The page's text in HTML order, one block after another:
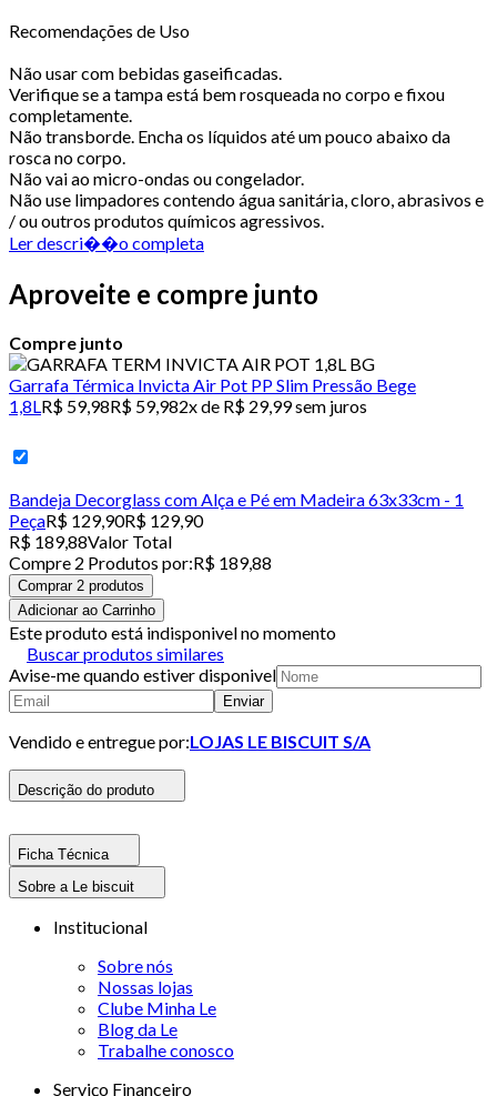
Recomendações de Uso
Não usar com bebidas gaseificadas.
Verifique se a tampa está bem rosqueada no corpo e fixou
completamente.
Não transborde. Encha os líquidos até um pouco abaixo da
rosca no corpo.
Não vai ao micro-ondas ou congelador.
Não use limpadores contendo água sanitária, cloro, abrasivos e
/ ou outros produtos químicos agressivos.
Ler descri��o completa
Aproveite e compre junto
Compre junto
Garrafa Térmica Invicta Air Pot PP Slim Pressão Bege
1,8L R$ 59,98R$ 59,982x de R$ 29,99 sem juros
Bandeja Decorglass com Alça e Pé em Madeira 63x33cm - 1
PeçaR$ 129,90R$ 129,90
R$ 189,88Valor Total
Compre 2 Produtos por:R$ 189,88
Comprar 2 produtos
Adicionar ao Carrinho
Este produto está indisponivel no momento
Buscar produtos similares
Avise-me quando estiver disponivel
Enviar
Vendido e entregue por:LOJAS LE BISCUIT S/A
Descrição do produto
Ficha Técnica
Sobre a Le biscuit
Institucional
Sobre nós
Nossas lojas
Clube Minha Le
Blog da Le
Trabalhe conosco
Serviço Financeiro